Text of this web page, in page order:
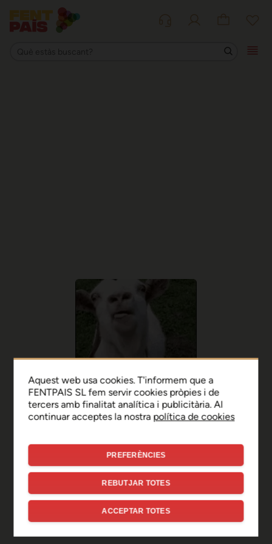
Ep, disculpa!
Sembla que hi ha hagut un
error de connexió temporal
Aquest web usa cookies. T'informem que a
FENTPAIS SL fem servir cookies pròpies i de
tercers amb finalitat analítica i publicitària. Al
continuar acceptes la nostra política de cookies
PREFERÈNCIES
REBUTJAR TOTES
ACCEPTAR TOTES